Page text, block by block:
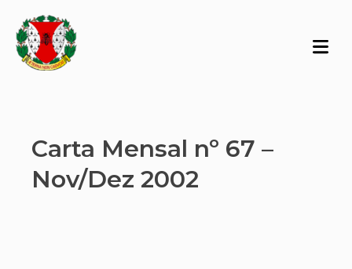
Carta Mensal nº 67 –
Nov/Dez 2002